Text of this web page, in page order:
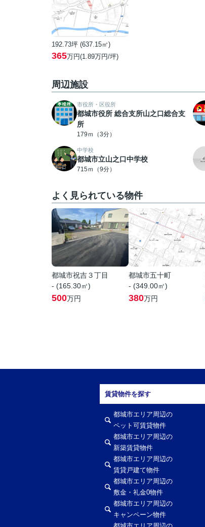
192.73坪 (637.15㎡)
365万円(1.89万円/坪)
周辺施設
市役所・区役所
都城市役所 総合支所山之口総合支
所
179ｍ（3分）
中学校
都城市立山之口中学校
715ｍ（9分）
よく見られている物件
都城市祝吉３丁目
- (165.30㎡)
500万円
都城市五十町
- (349.00㎡)
380万円
賃貸物件を探す
都城市エリア周辺の
ペット可賃貸物件
都城市エリア周辺の
新築賃貸物件
都城市エリア周辺の
賃貸戸建て物件
都城市エリア周辺の
敷金・礼金0物件
都城市エリア周辺の
キャンペーン物件